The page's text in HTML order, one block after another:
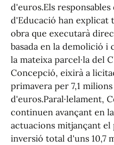
d'euros.Els
d'Educació han explicat
obra que executarà
basada en la demolició
la mateixa parcel·la del
Concepció, eixirà a
primavera per 7,1 milions
d'euros.Paral·lelament,
continuen avançant en
actuacions mitjançant el
inversió total d'uns 10,7